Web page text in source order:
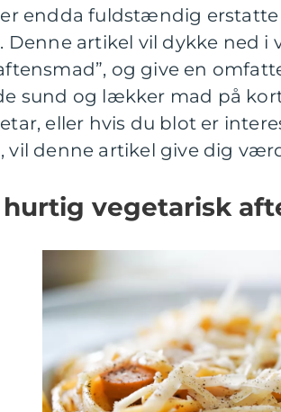
endda fuldstændig
Denne artikel vil dykke ned i
og give en
sund og lækker mad på
eller hvis du blot er
vil denne artikel give dig
hurtig vegetarisk